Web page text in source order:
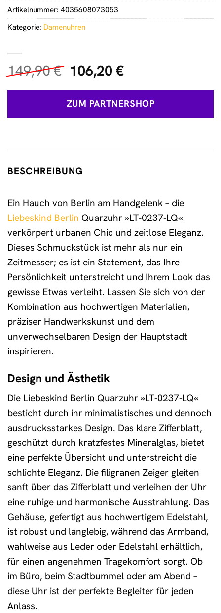
149,90€ Ursprünglicher
Preis
war:
149,90 €
106,20 €Aktueller
ist:
106,20 €.
ZUM PARTNERSHOP
Artikelnummer: 4035608073053
Kategorie: Damenuhren
BESCHREIBUNG
Ein Hauch von Berlin am Handgelenk – die
Liebeskind Berlin Quarzuhr »LT-0237-LQ«
verkörpert urbanen Chic und zeitlose Eleganz.
Dieses Schmuckstück ist mehr als nur ein
Zeitmesser; es ist ein Statement, das Ihre
Persönlichkeit unterstreicht und Ihrem Look das
gewisse Etwas verleiht. Lassen Sie sich von der
Kombination aus hochwertigen Materialien,
präziser Handwerkskunst und dem
unverwechselbaren Design der Hauptstadt
inspirieren.
Design und Ästhetik
Die Liebeskind Berlin Quarzuhr »LT-0237-LQ«
besticht durch ihr minimalistisches und dennoch
ausdrucksstarkes Design. Das klare Zifferblatt,
geschützt durch kratzfestes Mineralglas, bietet
eine perfekte Übersicht und unterstreicht die
schlichte Eleganz. Die filigranen Zeiger gleiten
sanft über das Zifferblatt und verleihen der Uhr
eine ruhige und harmonische Ausstrahlung. Das
Gehäuse, gefertigt aus hochwertigem Edelstahl,
ist robust und langlebig, während das Armband,
wahlweise aus Leder oder Edelstahl erhältlich,
für einen angenehmen Tragekomfort sorgt. Ob
im Büro, beim Stadtbummel oder am Abend –
diese Uhr ist der perfekte Begleiter für jeden
Anlass.